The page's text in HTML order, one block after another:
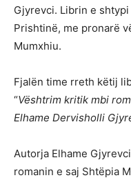
Gjyrevci. Librin e
Prishtinë, me pronarë
Mumxhiu.
Fjalën time rreth këtij
“Vështrim kritik mbi
Elhame Dervisholli
Autorja Elhame
romanin e saj Shtëpia